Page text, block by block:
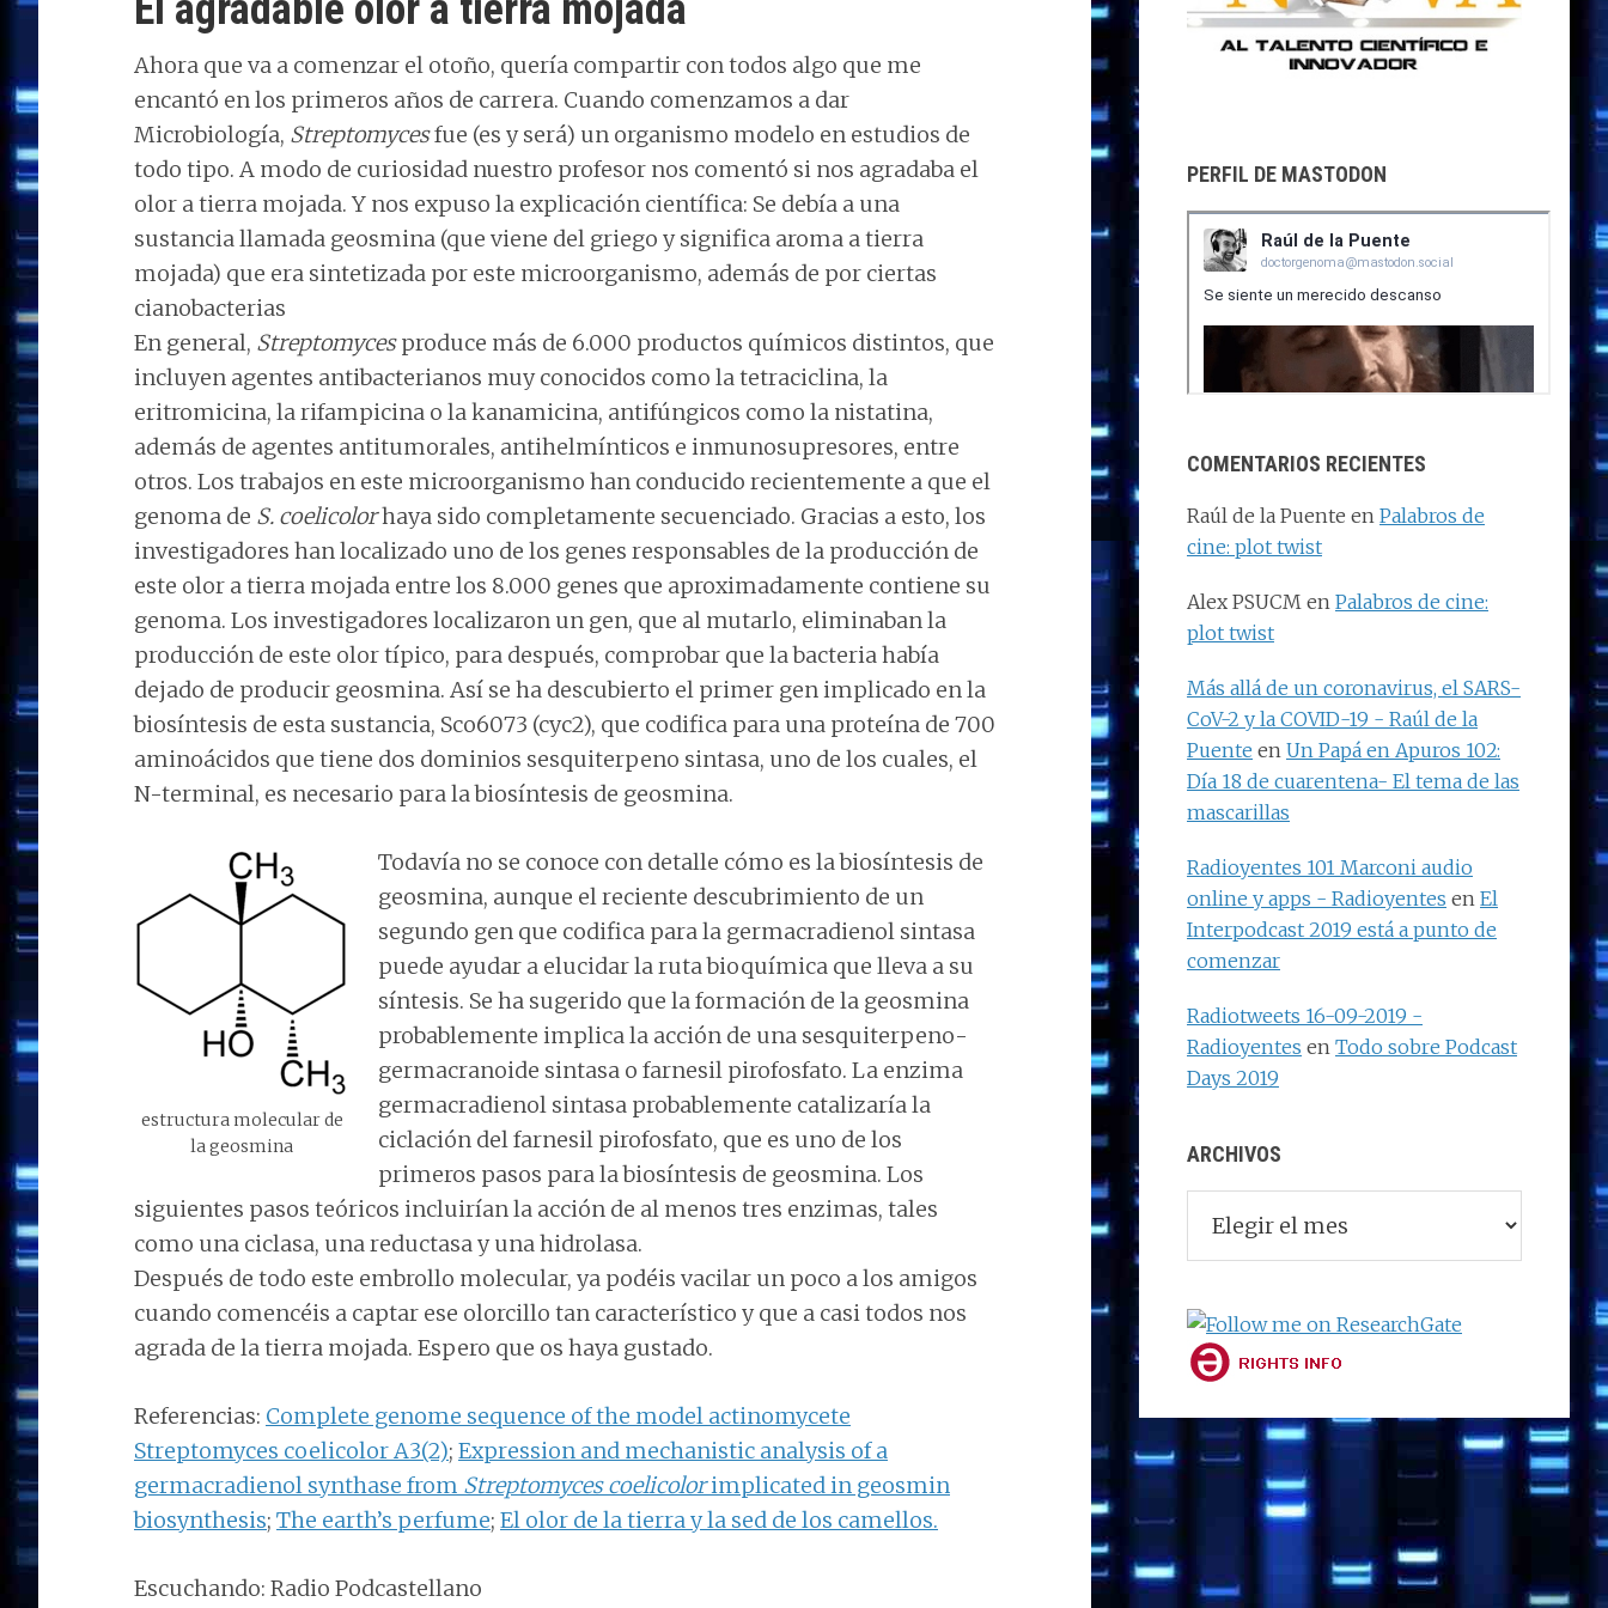
Ahora que va a comenzar el otoño, quería compartir con todos algo que me
encantó en los primeros años de carrera. Cuando comenzamos a dar
Microbiología, Streptomycesfue (es y será) un organismo modelo en estudios de
todo tipo. A modo de curiosidad nuestro profesor nos comentó si nos agradaba el
olor a tierra mojada. Y nos expuso la explicación científica: Se debía a una
sustancia llamada geosmina (que viene del griego y significa aroma a tierra
mojada) que era sintetizada por este microorganismo, además de por ciertas
cianobacterias
En general, Streptomycesproduce más de 6.000 productos químicos distintos, que
incluyen agentes antibacterianos muy conocidos como la tetraciclina, la
eritromicina, la rifampicina o la kanamicina, antifúngicos como la nistatina,
además de agentes antitumorales, antihelmínticos e inmunosupresores, entre
otros. Los trabajos en este microorganismo han conducido recientemente a que el
genoma de S. coelicolorhaya sido completamente secuenciado. Gracias a esto, los
investigadores han localizado uno de los genes responsables de la producción de
este olor a tierra mojada entre los 8.000 genes que aproximadamente contiene su
genoma. Los investigadores localizaron un gen, que al mutarlo, eliminaban la
producción de este olor típico, para después, comprobar que la bacteria había
dejado de producir geosmina. Así se ha descubierto el primer gen implicado en la
biosíntesis de esta sustancia, Sco6073 (cyc2), que codifica para una proteína de 700
aminoácidos que tiene dos dominios sesquiterpeno sintasa, uno de los cuales, el
N-terminal, es necesario para la biosíntesis de geosmina.
estructura molecular de
la geosmina
Todavía no se conoce con detalle cómo es la biosíntesis de
geosmina, aunque el reciente descubrimiento de un
segundo gen que codifica para la germacradienol sintasa
puede ayudar a elucidar la ruta bioquímica que lleva a su
síntesis. Se ha sugerido que la formación de la geosmina
probablemente implica la acción de una sesquiterpeno-
germacranoide sintasa o farnesil pirofosfato. La enzima
germacradienol sintasa probablemente catalizaría la
ciclación del farnesil pirofosfato, que es uno de los
primeros pasos para la biosíntesis de geosmina. Los
siguientes pasos teóricos incluirían la acción de al menos tres enzimas, tales
como una ciclasa, una reductasa y una hidrolasa.
Después de todo este embrollo molecular, ya podéis vacilar un poco a los amigos
cuando comencéis a captar ese olorcillo tan característico y que a casi todos nos
agrada de la tierra mojada. Espero que os haya gustado.
Referencias: Complete genome sequence of the model actinomycete
Streptomyces coelicolor A3(2); Expression and mechanistic analysis of a
germacradienol synthase from Streptomyces coelicolorimplicated in geosmin
biosynthesis; The earth’s perfume; El olor de la tierra y la sed de los camellos.
Escuchando: Radio Podcastellano
PERFIL DE MASTODON
COMENTARIOS RECIENTES
Raúl de la Puente en Palabros de
cine: plot twist
Alex PSUCM en Palabros de cine:
plot twist
Más allá de un coronavirus, el SARS-
CoV-2 y la COVID-19 - Raúl de la
Puente en Un Papá en Apuros 102:
Día 18 de cuarentena- El tema de las
mascarillas
Radioyentes 101 Marconi audio
online y apps - Radioyentes en El
Interpodcast 2019 está a punto de
comenzar
Radiotweets 16-09-2019 -
Radioyentes en Todo sobre Podcast
Days 2019
ARCHIVOS